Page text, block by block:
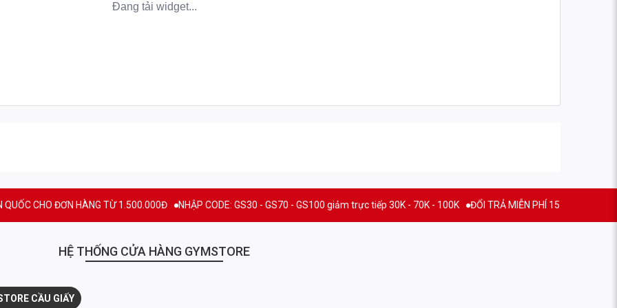
những tiện ích thì chúng ta vẫn có lúc không có những bữa
để duy trì cơ bắp, giữ cho quá trình phát triển và phục hồi
ở Hoa Kỳ
Protein
ĐƠN HÀNG TỪ 1.500.000Đ NHẬP CODE: GS30 - GS70 - GS100 giảm trực tiếp 30K - 70K - 100K ĐỔI TRẢ MIỄN PHÍ 15 NGÀY THƯƠNG HIỆU
HỆ THỐNG CỬA HÀNG GYMSTORE
CẦU GIẤY